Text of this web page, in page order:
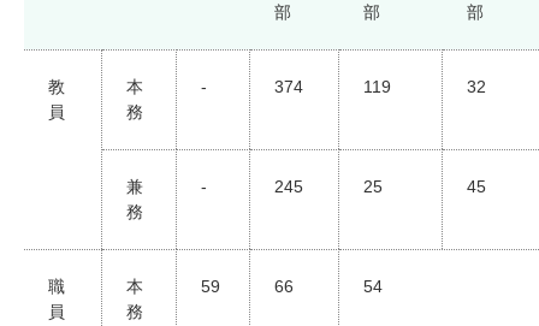
部
部
部
教
員
本
務
- 374 119 32
兼
務
- 245 25 45
職
員
本
務
59 66 54